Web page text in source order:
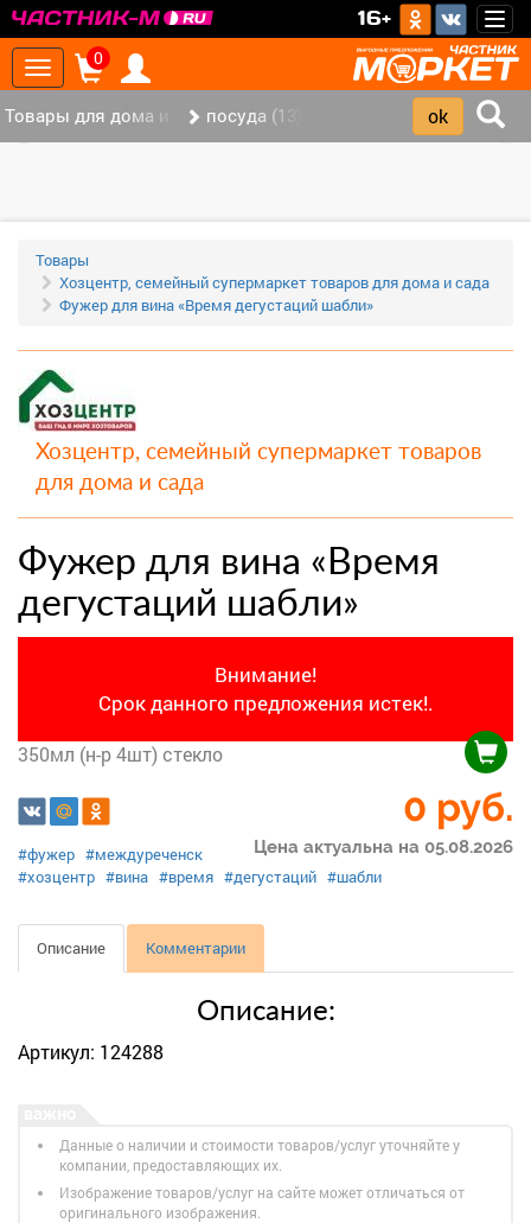
16+
Toggle
navigation
0
Товары для дома и офиса (117)
посуда (13)
Товары
Хозцентр, семейный супермаркет товаров для дома и сада
Фужер для вина «Время дегустаций шабли»
Хозцентр, семейный супермаркет товаров
для дома и сада
Фужер для вина «Время
дегустаций шабли»
Внимание!
Срок данного предложения истек!.
350мл (н-р 4шт) стекло
0 руб.
Цена актуальна на 05.08.2026
#фужер #междуреченск
#хозцентр #вина #время #дегустаций #шабли
Описание Комментарии
Описание:
Артикул: 124288
Данные о наличии и стоимости товаров/услуг уточняйте у
компании, предоставляющих их.
Изображение товаров/услуг на сайте может отличаться от
оригинального изображения.
‹ ›